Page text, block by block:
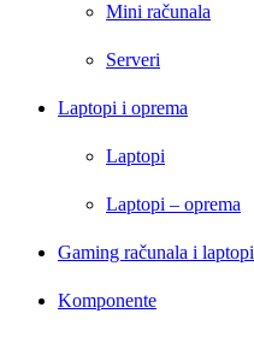
Mini računala
Serveri
Laptopi i oprema
Laptopi
Laptopi – oprema
Gaming računala i laptopi
Komponente